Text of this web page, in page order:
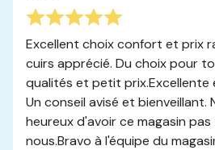
Excellent choix confort et prix
cuirs apprécié. Du choix pour
qualités et petit prix.Excellente
Un conseil avisé et bienveillant.
heureux d'avoir ce magasin
nous.Bravo à l'équipe du